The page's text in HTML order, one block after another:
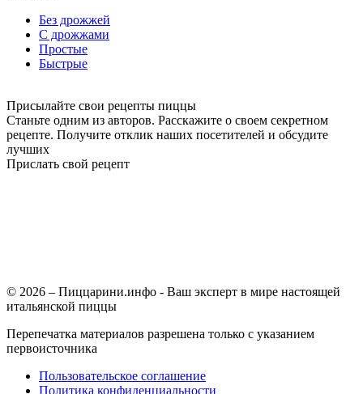
Без дрожжей
С дрожжами
Простые
Быстрые
Присылайте свои рецепты пиццы
Станьте одним из авторов. Расскажите о своем секретном
рецепте. Получите отклик наших посетителей и обсудите
лучших
Прислать свой рецепт
© 2026 – Пиццарини.инфо - Ваш эксперт в мире настоящей
итальянской пиццы
Перепечатка материалов разрешена только с указанием
первоисточника
Пользовательское соглашение
Политика конфиденциальности